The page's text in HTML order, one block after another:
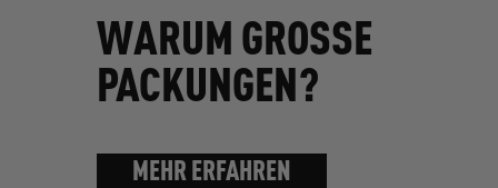
WARUM GROSSE
PACKUNGEN?
MEHR ERFAHREN